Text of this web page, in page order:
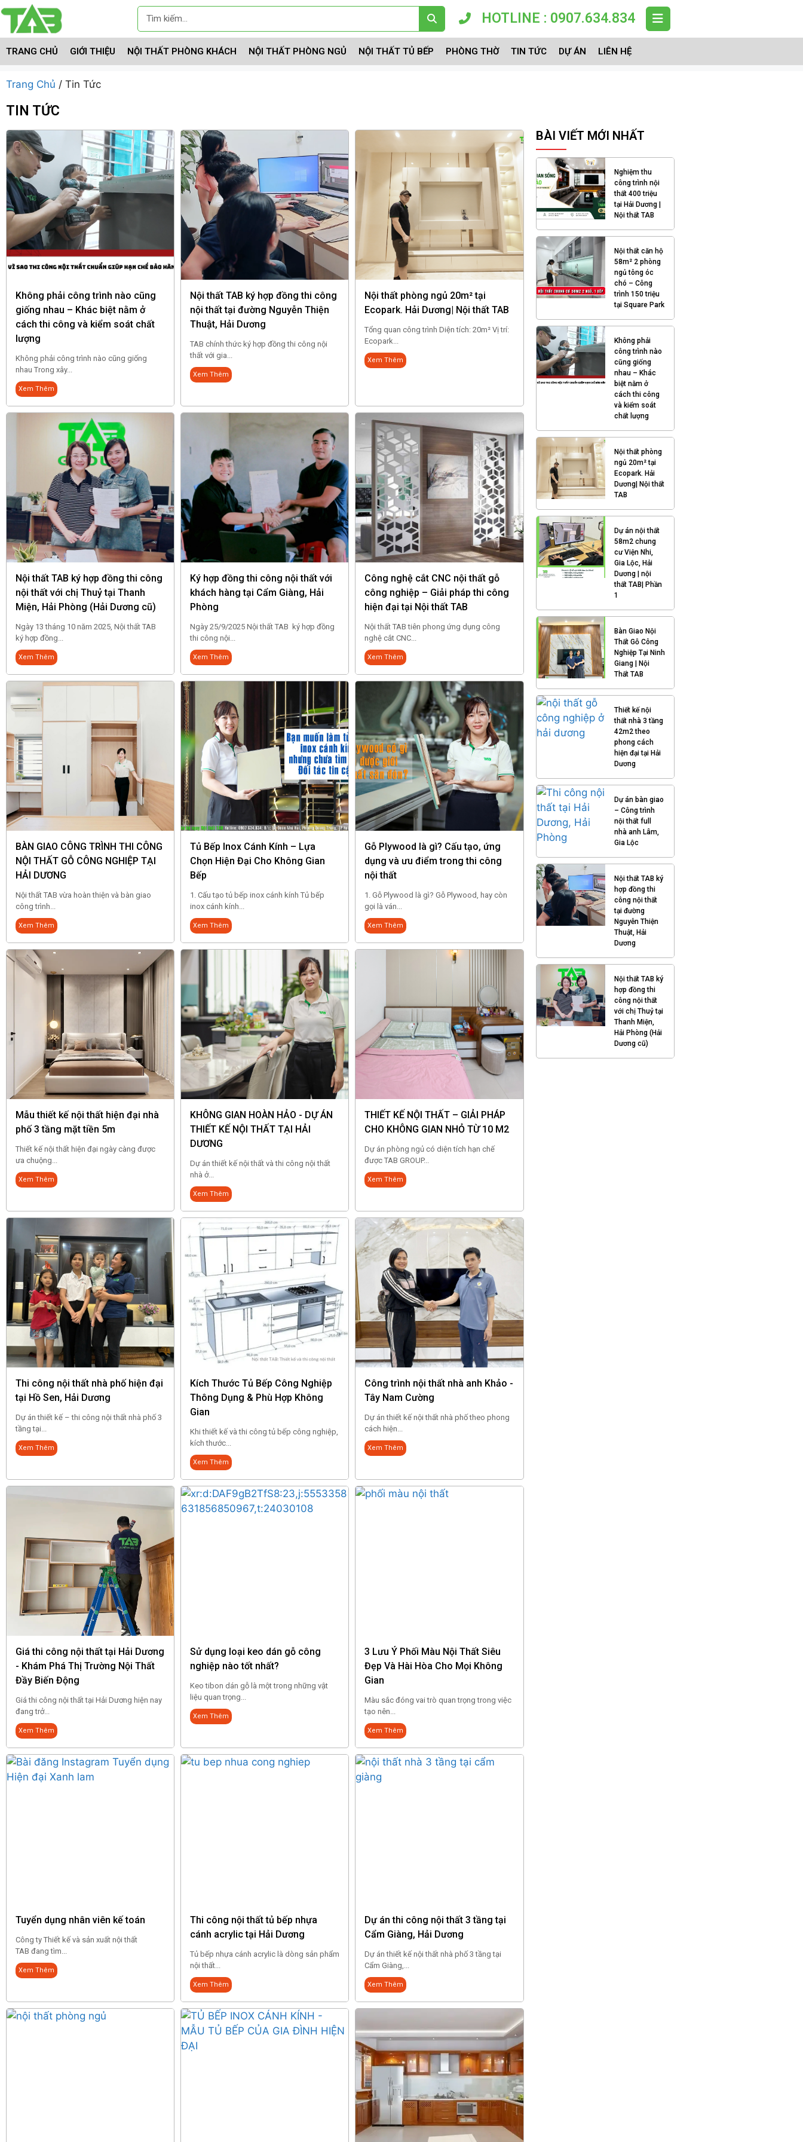
HOTLINE : 0907.634.834
TRANG CHỦ GIỚI THIỆU NỘI THẤT PHÒNG KHÁCH NỘI THẤT PHÒNG NGỦ NỘI THẤT TỦ BẾP PHÒNG THỜ TIN TỨC DỰ ÁN LIÊN HỆ
Trang Chủ / Tin Tức
TIN TỨC
Không phải công trình nào cũng
giống nhau – Khác biệt nằm ở
cách thi công và kiểm soát chất
lượng
Không phải công trình nào cũng giống
nhau Trong xây...
Xem Thêm
Nội thất TAB ký hợp đồng thi công
nội thất tại đường Nguyễn Thiện
Thuật, Hải Dương
TAB chính thức ký hợp đồng thi công nội
thất với gia...
Xem Thêm
Nội thất phòng ngủ 20m² tại
Ecopark. Hải Dương| Nội thất TAB
Tổng quan công trình Diện tích: 20m² Vị trí:
Ecopark...
Xem Thêm
Nội thất TAB ký hợp đồng thi công
nội thất với chị Thuỷ tại Thanh
Miện, Hải Phòng (Hải Dương cũ)
Ngày 13 tháng 10 năm 2025, Nội thất TAB
ký hợp đồng...
Xem Thêm
Ký hợp đồng thi công nội thất với
khách hàng tại Cẩm Giàng, Hải
Phòng
Ngày 25/9/2025 Nội thất TAB ký hợp đồng
thi công nội...
Xem Thêm
Công nghệ cắt CNC nội thất gỗ
công nghiệp – Giải pháp thi công
hiện đại tại Nội thất TAB
Nội thất TAB tiên phong ứng dụng công
nghệ cắt CNC...
Xem Thêm
BÀN GIAO CÔNG TRÌNH THI CÔNG
NỘI THẤT GỖ CÔNG NGHIỆP TẠI
HẢI DƯƠNG
Nội thất TAB vừa hoàn thiện và bàn giao
công trình...
Xem Thêm
Tủ Bếp Inox Cánh Kính – Lựa
Chọn Hiện Đại Cho Không Gian
Bếp
1. Cấu tạo tủ bếp inox cánh kính Tủ bếp
inox cánh kính...
Xem Thêm
Gỗ Plywood là gì? Cấu tạo, ứng
dụng và ưu điểm trong thi công
nội thất
1. Gỗ Plywood là gì? Gỗ Plywood, hay còn
gọi là ván...
Xem Thêm
Mẫu thiết kế nội thất hiện đại nhà
phố 3 tầng mặt tiền 5m
Thiết kế nội thất hiện đại ngày càng được
ưa chuộng...
Xem Thêm
KHÔNG GIAN HOÀN HẢO - DỰ ÁN
THIẾT KẾ NỘI THẤT TẠI HẢI
DƯƠNG
Dự án thiết kế nội thất và thi công nội thất
nhà ở...
Xem Thêm
THIẾT KẾ NỘI THẤT – GIẢI PHÁP
CHO KHÔNG GIAN NHỎ TỪ 10 M2
Dự án phòng ngủ có diện tích hạn chế
được TAB GROUP...
Xem Thêm
Thi công nội thất nhà phố hiện đại
tại Hồ Sen, Hải Dương
Dự án thiết kế – thi công nội thất nhà phố 3
tầng tại...
Xem Thêm
Kích Thước Tủ Bếp Công Nghiệp
Thông Dụng & Phù Hợp Không
Gian
Khi thiết kế và thi công tủ bếp công nghiệp,
kích thước...
Xem Thêm
Công trình nội thất nhà anh Khảo -
Tây Nam Cường
Dự án thiết kế nội thất nhà phố theo phong
cách hiện...
Xem Thêm
Giá thi công nội thất tại Hải Dương
- Khám Phá Thị Trường Nội Thất
Đầy Biến Động
Giá thi công nội thất tại Hải Dương hiện nay
đang trở...
Xem Thêm
Sử dụng loại keo dán gỗ công
nghiệp nào tốt nhất?
Keo tibon dán gỗ là một trong những vật
liệu quan trọng...
Xem Thêm
3 Lưu Ý Phối Màu Nội Thất Siêu
Đẹp Và Hài Hòa Cho Mọi Không
Gian
Màu sắc đóng vai trò quan trọng trong việc
tạo nên...
Xem Thêm
Tuyển dụng nhân viên kế toán
Công ty Thiết kế và sản xuất nội thất
TAB đang tìm...
Xem Thêm
Thi công nội thất tủ bếp nhựa
cánh acrylic tại Hải Dương
Tủ bếp nhựa cánh acrylic là dòng sản phẩm
nội thất...
Xem Thêm
Dự án thi công nội thất 3 tầng tại
Cẩm Giàng, Hải Dương
Dự án thiết kế nội thất nhà phố 3 tầng tại
Cẩm Giàng,...
Xem Thêm
BÀI VIẾT MỚI NHẤT
Nghiệm thu
công trình nội
thất 400 triệu
tại Hải Dương |
Nội thất TAB
Nội thất căn hộ
58m² 2 phòng
ngủ tông óc
chó – Công
trình 150 triệu
tại Square Park
Không phải
công trình nào
cũng giống
nhau – Khác
biệt nằm ở
cách thi công
và kiểm soát
chất lượng
Nội thất phòng
ngủ 20m² tại
Ecopark. Hải
Dương| Nội thất
TAB
Dự án nội thất
58m2 chung
cư Viện Nhi,
Gia Lộc, Hải
Dương | nội
thất TAB| Phần
1
Bàn Giao Nội
Thất Gỗ Công
Nghiệp Tại Ninh
Giang | Nội
Thất TAB
Thiết kế nội
thất nhà 3 tầng
42m2 theo
phong cách
hiện đại tại Hải
Dương
Dự án bàn giao
– Công trình
nội thất full
nhà anh Lâm,
Gia Lộc
Nội thất TAB ký
hợp đồng thi
công nội thất
tại đường
Nguyễn Thiện
Thuật, Hải
Dương
Nội thất TAB ký
hợp đồng thi
công nội thất
với chị Thuỷ tại
Thanh Miện,
Hải Phòng (Hải
Dương cũ)